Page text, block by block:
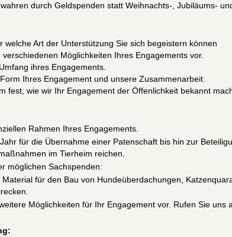
durch Geldspenden statt Weihnachts-, Jubiläums-
welche Art der Unterstützung Sie sich begeistern können
Möglichkeiten Ihres Engagements vor.
ihres Engagements.
Ihres Engagement und unsere Zusammenarbeit.
fest, wie wir Ihr Engagement der Öffenlichkeit bekannt
Rahmen Ihres Engagements.
für die Übernahme einer Patenschaft bis hin zur
im Tierheim reichen.
möglichen Sachspenden:
für den Bau von Hundeüberdachungen,
Möglichkeiten für Ihr Engagement vor. Rufen Sie uns